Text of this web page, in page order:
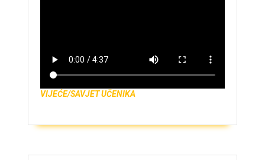
VIJEĆE/SAVJET UČENIKA